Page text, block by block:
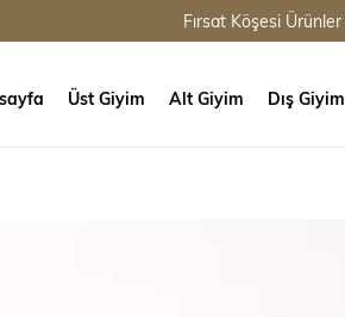
Fırsat Köşesi Ürünler
Üst Giyim Alt Giyim Dış Giyim